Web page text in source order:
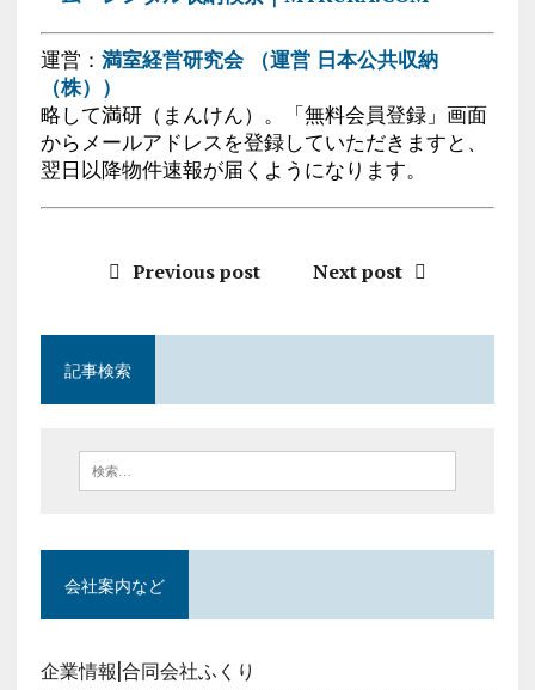
運営： 満室経営研究会 （運営 日本公共収納
（株））
略して満研（まんけん）。「無料会員登録」画面
からメールアドレスを登録していただきますと、
翌日以降物件速報が届くようになります。
Previous post Next post
記事検索
会社案内など
企業情報|合同会社ふくり